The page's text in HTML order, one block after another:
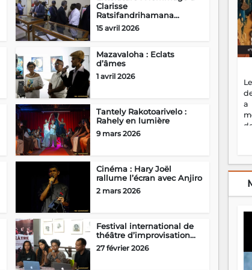
Clarisse
Ratsifandrihamana...
15 avril 2026
Mazavaloha : Eclats
d’âmes
1 avril 2026
Tantely Rakotoarivelo :
Rahely en lumière
9 mars 2026
Cinéma : Hary Joël
rallume l’écran avec Anjiro
2 mars 2026
Festival international de
théâtre d’improvisation...
27 février 2026
a